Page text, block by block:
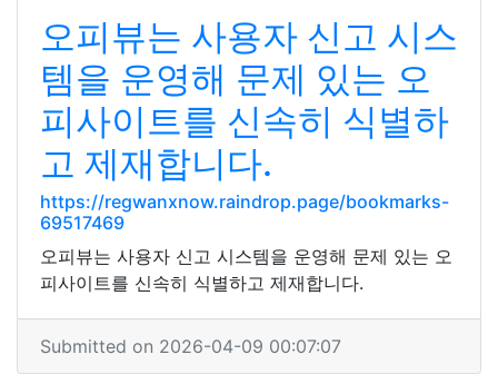
오피뷰는 사용자 신고 시스
템을 운영해 문제 있는 오
피사이트를 신속히 식별하
고 제재합니다.
https://regwanxnow.raindrop.page/bookmarks-
69517469
오피뷰는 사용자 신고 시스템을 운영해 문제 있는 오
피사이트를 신속히 식별하고 제재합니다.
Submitted on 2026-04-09 00:07:07